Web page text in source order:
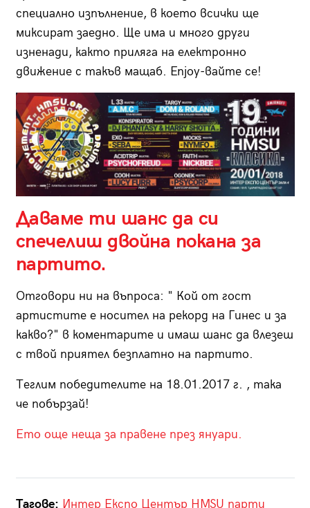
специално изпълнение, в което всички ще
миксират заедно. Ще има и много други
изненади, както приляга на електронно
движение с такъв мащаб. Enjoy-вайте се!
Даваме ти шанс да си
спечелиш двойна покана за
партито.
Отговори ни на въпроса: " Кой от гост
артистите е носител на рекорд на Гинес и за
какво?" в коментарите и имаш шанс да влезеш
с твой приятел безплатно на партито.
Теглим победителите на 18.01.2017 г. , така
че побързай!
Ето още неща за правене през януари.
Тагове: Интер Експо Център HMSU парти